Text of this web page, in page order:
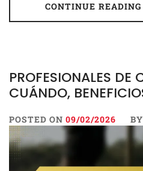
CONTINUE READING
PROFESIONALES DE
CUÁNDO,
POSTED ON 09/02/2026 BY